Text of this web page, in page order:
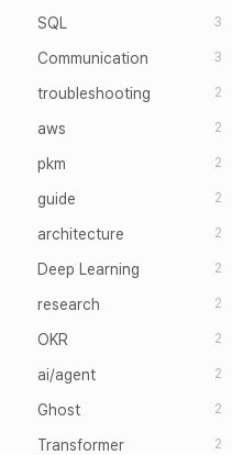
SQL 3
Communication 3
troubleshooting 2
aws 2
pkm 2
guide 2
architecture 2
Deep Learning 2
research 2
OKR 2
ai/agent 2
Ghost 2
Transformer 2